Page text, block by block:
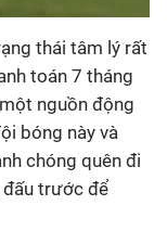
thái tâm lý rất
toán 7 tháng
nguồn động
bóng này và
chóng quên đi
trước để